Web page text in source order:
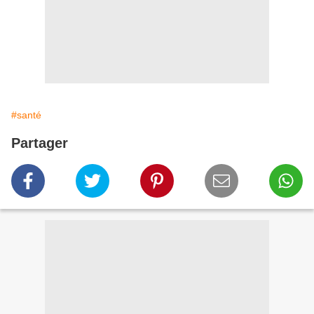
#santé
Partager